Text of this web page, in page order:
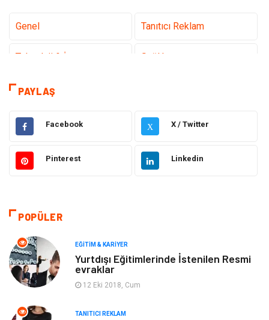
Genel Tanıtıcı Reklam
Teknoloji & İnternet Sağlık
Hizmet
Hukuk Emlak
Otomotiv Sağlıklı Yaşam
Moda
Makine
Elektronik
PAYLAŞ
Facebook X X / Twitter
Pinterest Linkedin
POPÜLER
EĞITIM & KARIYER
Yurtdışı Eğitimlerinde İstenilen Resmi
evraklar
12 Eki 2018, Cum
TANITICI REKLAM